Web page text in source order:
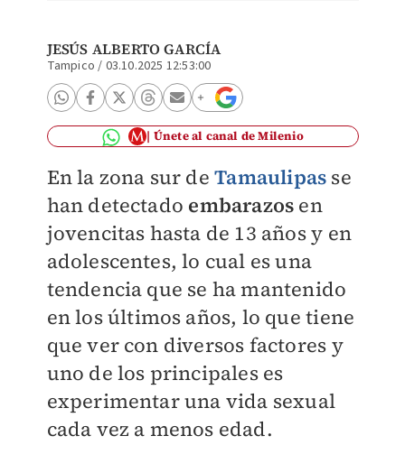
JESÚS ALBERTO GARCÍA
Tampico / 03.10.2025 12:53:00
Únete al canal de Milenio
En la zona sur deTamaulipas se
han detectado embarazos en
jovencitas hasta de 13 años y en
adolescentes, lo cual es una
tendencia que se ha mantenido
en los últimos años, lo que tiene
que ver con diversos factores y
uno de los principales es
experimentar una vida sexual
cada vez a menos edad.